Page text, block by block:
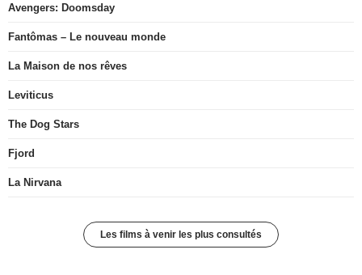
Avengers: Doomsday
Fantômas – Le nouveau monde
La Maison de nos rêves
Leviticus
The Dog Stars
Fjord
La Nirvana
Les films à venir les plus consultés